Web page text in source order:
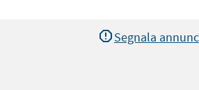
Segnala